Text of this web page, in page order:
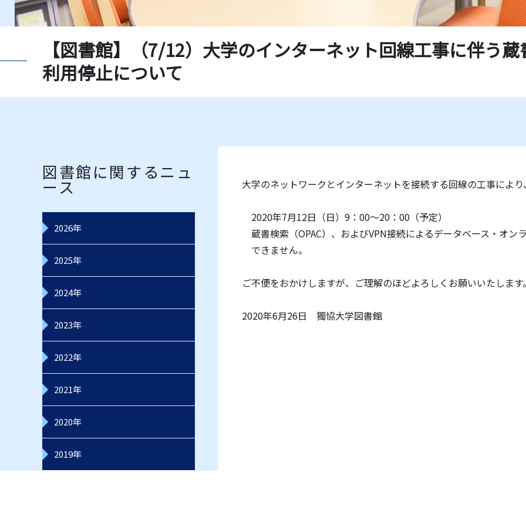
データベース一覧 レコード一覧
【図書館】（7/12）大学のインターネット回線工事に伴う
利用停止について
図書館に関するニュ
ース
2026年
2025年
2024年
2023年
2022年
2021年
2020年
2019年
大学のネットワークとインターネットを接続する回線の工事により
2020年7月12日（日）9：00～20：00（予定）
蔵書検索（OPAC）、およびVPN接続によるデータベース・オン
できません。
ご不便をおかけしますが、ご理解のほどよろしくお願いいたします。
2020年6月26日 獨協大学図書館